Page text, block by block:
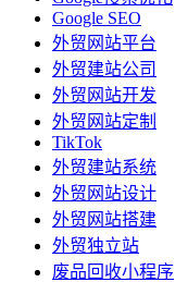
Google SEO
外贸网站平台
外贸建站公司
外贸网站开发
外贸网站定制
TikTok
外贸建站系统
外贸网站设计
外贸网站搭建
外贸独立站
废品回收小程序